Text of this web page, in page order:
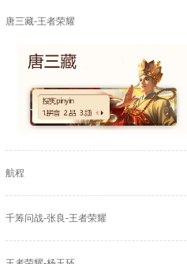
唐三藏-王者荣耀
航程
千筹问战-张良-王者荣耀